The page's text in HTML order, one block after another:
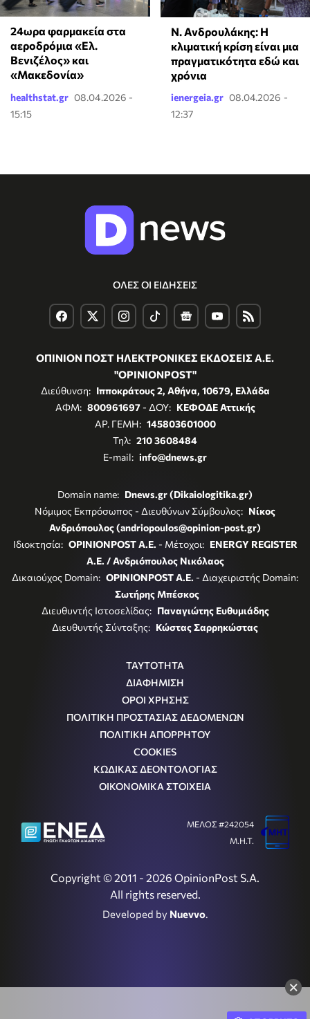
×
24ωρα φαρμακεία στα
αεροδρόμια «Ελ.
Βενιζέλος» και
«Μακεδονία»
healthstat.gr 08.04.2026 -
15:15
Ν. Ανδρουλάκης: Η
κλιματική κρίση είναι μια
πραγματικότητα εδώ και
χρόνια
ienergeia.gr 08.04.2026 -
12:37
ΟΛΕΣ ΟΙ ΕΙΔΗΣΕΙΣ
ΟΠΙΝΙΟΝ ΠΟΣΤ ΗΛΕΚΤΡΟΝΙΚΕΣ ΕΚΔΟΣΕΙΣ Α.Ε.
"OPINIONPOST"
Διεύθυνση: Ιπποκράτους 2, Αθήνα, 10679, Ελλάδα
ΑΦΜ: 800961697- ΔΟΥ: ΚΕΦΟΔΕ Αττικής
ΑΡ. ΓΕΜΗ: 145803601000
Τηλ: 210 3608484
E-mail: info@dnews.gr
Domain name: Dnews.gr (Dikaiologitika.gr)
Νόμιμος Εκπρόσωπος - Διευθύνων Σύμβουλος: Νίκος
Ανδριόπουλος (andriopoulos@opinion-post.gr)
Ιδιοκτησία: OPINIONPOST A.E. - Μέτοχοι: ENERGY REGISTER
Α.Ε. / Ανδριόπουλος Νικόλαος
Δικαιούχος Domain: OPINIONPOST A.E. - Διαχειριστής Domain:
Σωτήρης Μπέσκος
Διευθυντής Ιστοσελίδας: Παναγιώτης Ευθυμιάδης
Διευθυντής Σύνταξης: Κώστας Σαρρηκώστας
ΤΑΥΤΟΤΗΤΑ
ΔΙΑΦΗΜΙΣΗ
ΟΡΟΙ ΧΡΗΣΗΣ
ΠΟΛΙΤΙΚΗ ΠΡΟΣΤΑΣΙΑΣ ΔΕΔΟΜΕΝΩΝ
ΠΟΛΙΤΙΚΗ ΑΠΟΡΡΗΤΟΥ
COOKIES
ΚΩΔΙΚΑΣ ΔΕΟΝΤΟΛΟΓΙΑΣ
ΟΙΚΟΝΟΜΙΚΑ ΣΤΟΙΧΕΙΑ
Copyright © 2011 - 2026 OpinionPost S.A.
All rights reserved.
Developed by Nuevvo.
ΜΕΛΟΣ #242054
Μ.Η.Τ.